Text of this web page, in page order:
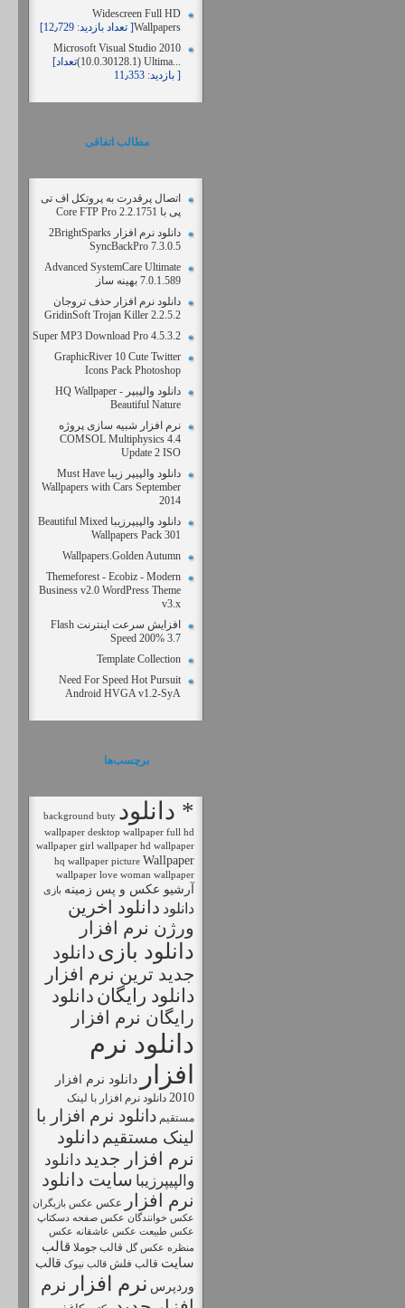
Widescreen Full HD
Wallpapers[تعداد بازدید: 12٫729 ]
Microsoft Visual Studio 2010
(10.0.30128.1) Ultima...
[تعداد
بازدید: 11٫353 ]
مطالب اتفاقی
اتصال پرقدرت به پروتکل اف تی
پی با Core FTP Pro 2.2.1751
دانلود نرم افزار 2BrightSparks
SyncBackPro 7.3.0.5
Advanced SystemCare Ultimate
7.0.1.589 بهینه ساز
دانلود نرم افزار حذف تروجان
GridinSoft Trojan Killer 2.2.5.2
Super MP3 Download Pro 4.5.3.2
GraphicRiver 10 Cute Twitter
Icons Pack Photoshop
دانلود والپیپر - HQ Wallpaper
Beautiful Nature
نرم افزار شبیه سازی پروژه
COMSOL Multiphysics 4.4
Update 2 ISO
دانلود والپیپر زیبا Must Have
Wallpapers with Cars September
2014
دانلود والپیپرزیبا Beautiful Mixed
Wallpapers Pack 301
Wallpapers.Golden Autumn
Themeforest - Ecobiz - Modern
Business v2.0 WordPress Theme
v3.x
افزايش سرعت اينترنت Flash
Speed 200% 3.7
Template Collection
Need For Speed Hot Pursuit
Android HVGA v1.2-SyA
برچسب‌ها
* دانلود background buty
wallpaper desktop wallpaper full hd
wallpaper girl wallpaper hd wallpaper
hq wallpaper picture Wallpaper
wallpaper love woman wallpaper
آرشیو عکس و پس زمینه بازی
دانلود دانلود اخرين
ورژن نرم افزار
دانلود بازی دانلود
جديد ترين نرم افزار
دانلود رايگان دانلود
رايگان نرم افزار
دانلود نرم
افزار
دانلود نرم افزار
2010 دانلود نرم افزار با لينک
مستقيم دانلود نرم افزار با
لینک مستقیم دانلود
نرم افزار جديد دانلود
والپیپرزیبا سايت دانلود
نرم افزار
عکس عکس بازیگران
عکس خوانندگان عکس صفحه دسکتاپ
عکس طبیعت عکس عاشقانه عکس
منظره عکس گل قالب جوملا قالب
سایت قالب فلش قالب نیوک قالب
وردپرس نرم افزار نرم